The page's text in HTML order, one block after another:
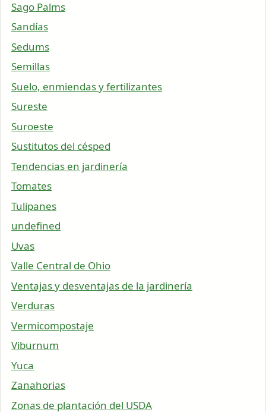
Sago Palms
Sandías
Sedums
Semillas
Suelo, enmiendas y fertilizantes
Sureste
Suroeste
Sustitutos del césped
Tendencias en jardinería
Tomates
Tulipanes
undefined
Uvas
Valle Central de Ohio
Ventajas y desventajas de la jardinería
Verduras
Vermicompostaje
Viburnum
Yuca
Zanahorias
Zonas de plantación del USDA